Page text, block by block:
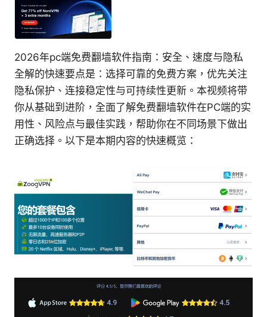
2026年pc端免费翻墙软件指南：安全、速度与隐私
全解的快速要点是：选择可靠的免费方案，优先关注
隐私保护、连接稳定性与可持续性更新。本视频将带
你从基础到进阶，全面了解免费翻墙软件在PC端的实
用性、风险点与最佳实践，帮助你在不同场景下做出
正确选择。以下是本期内容的快速概览：